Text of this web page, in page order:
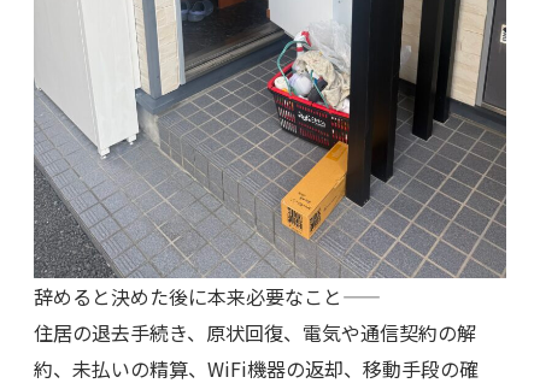
辞めると決めた後に本来必要なこと――
住居の退去手続き、原状回復、電気や通信契約の解
約、未払いの精算、WiFi機器の返却、移動手段の確